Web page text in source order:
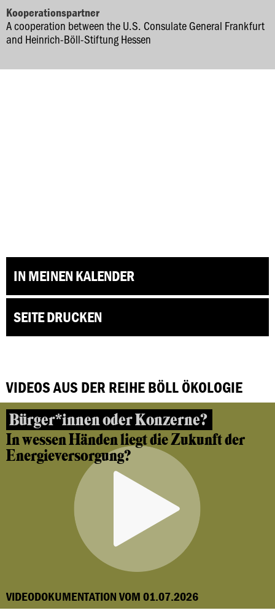
Kooperationspartner
A cooperation between the U.S. Consulate General Frankfurt
and Heinrich-Böll-Stiftung Hessen
IN MEINEN KALENDER
SEITE DRUCKEN
VIDEOS AUS DER REIHE BÖLL ÖKOLOGIE
Bürger*innen oder Konzerne?
In wessen Händen liegt die Zukunft der
Energieversorgung?
VIDEODOKUMENTATION VOM 01.07.2026